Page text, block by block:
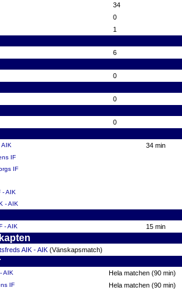
34
0
1
6
0
0
0
AIK 34 min
IF
IF
- AIK
- AIK
- AIK 15 min
AIK - AIK (Vänskapsmatch)
AIK Hela matchen (90 min)
IF Hela matchen (90 min)